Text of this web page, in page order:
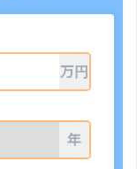
万円
年